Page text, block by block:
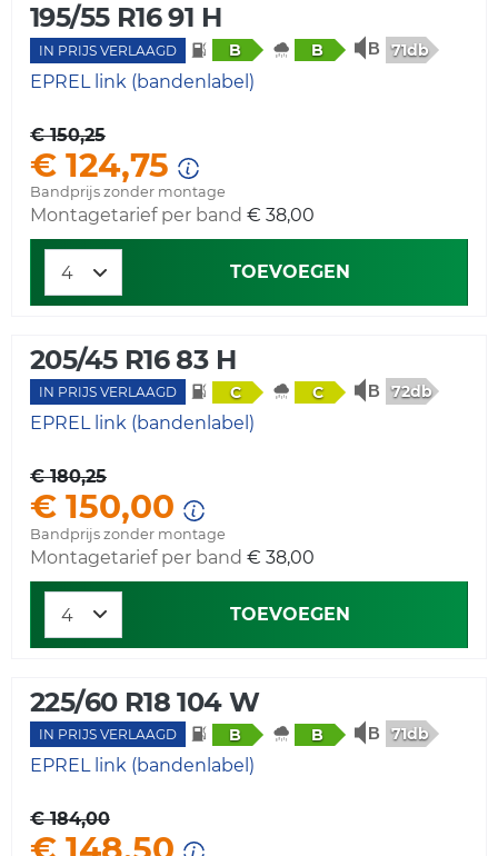
195/55 R16 91 H
IN PRIJS VERLAAGD B B 71db
EPREL link (bandenlabel)
€ 150,25
€ 124,75
Bandprijs zonder montage
Montagetarief per band € 38,00
TOEVOEGEN
205/45 R16 83 H
IN PRIJS VERLAAGD C C 72db
EPREL link (bandenlabel)
€ 180,25
€ 150,00
Bandprijs zonder montage
Montagetarief per band € 38,00
TOEVOEGEN
225/60 R18 104 W
IN PRIJS VERLAAGD B B 71db
EPREL link (bandenlabel)
€ 184,00